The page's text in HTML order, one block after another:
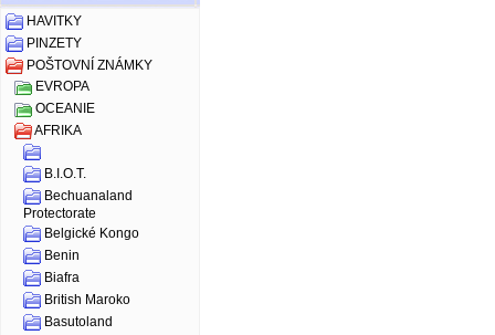
HAVITKY
PINZETY
POŠTOVNÍ ZNÁMKY
EVROPA
OCEANIE
AFRIKA
B.I.O.T.
Bechuanaland
Protectorate
Belgické Kongo
Benin
Biafra
British Maroko
Basutoland